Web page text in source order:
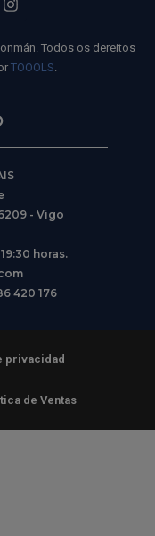
Todos os dereitos
TOOOLS
- Vigo
horas.
420 176
privacidad
de Ventas